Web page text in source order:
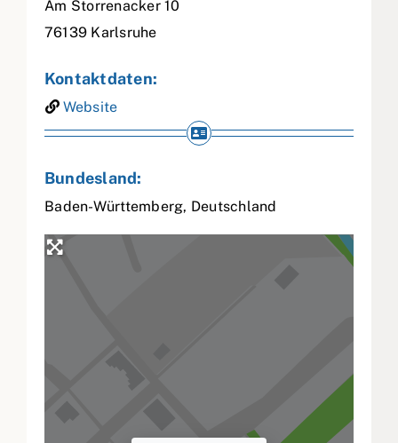
Am Storrenacker 10
76139 Karlsruhe
Kontaktdaten:
Website
Bundesland:
Baden-Württemberg, Deutschland